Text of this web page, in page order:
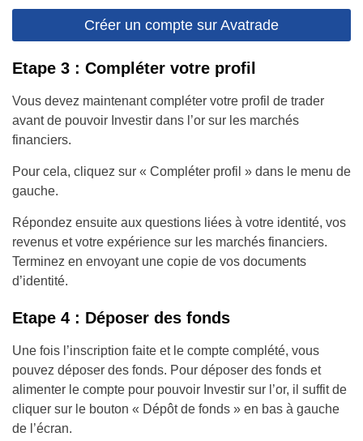
Créer un compte sur Avatrade
Etape 3 : Compléter votre profil
Vous devez maintenant compléter votre profil de trader
avant de pouvoir Investir dans l’or sur les marchés
financiers.
Pour cela, cliquez sur « Compléter profil » dans le menu de
gauche.
Répondez ensuite aux questions liées à votre identité, vos
revenus et votre expérience sur les marchés financiers.
Terminez en envoyant une copie de vos documents
d’identité.
Etape 4 : Déposer des fonds
Une fois l’inscription faite et le compte complété, vous
pouvez déposer des fonds. Pour déposer des fonds et
alimenter le compte pour pouvoir Investir sur l’or, il suffit de
cliquer sur le bouton « Dépôt de fonds » en bas à gauche
de l’écran.